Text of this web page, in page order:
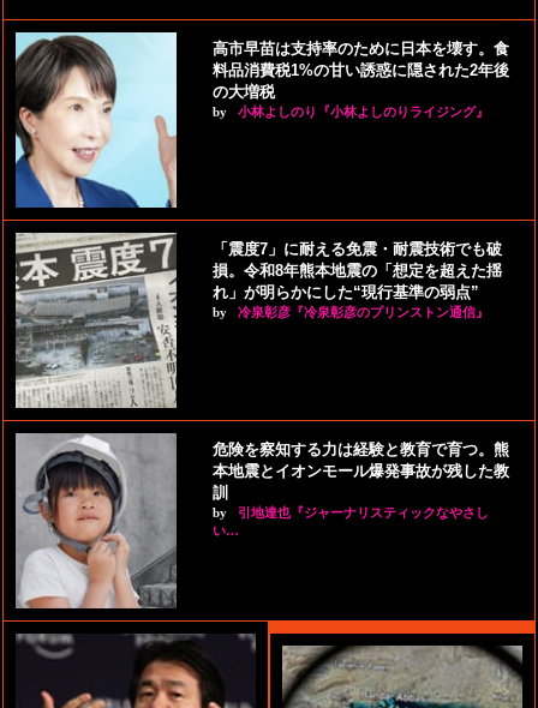
高市早苗は支持率のために日本を壊す。食
料品消費税1%の甘い誘惑に隠された2年後
の大増税
by 小林よしのり『小林よしのりライジング』
「震度7」に耐える免震・耐震技術でも破
損。令和8年熊本地震の「想定を超えた揺
れ」が明らかにした“現行基準の弱点”
by 冷泉彰彦『冷泉彰彦のプリンストン通信』
危険を察知する力は経験と教育で育つ。熊
本地震とイオンモール爆発事故が残した教
訓
by
引地達也『ジャーナリスティックなやさし
い…